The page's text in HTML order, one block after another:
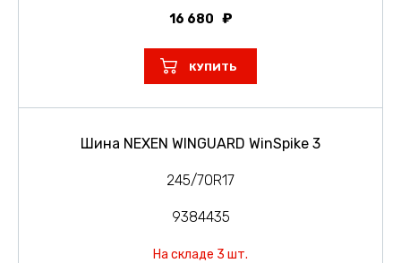
16 680
КУПИТЬ
Шина NEXEN WINGUARD WinSpike 3
245/70R17
9384435
На складе 3 шт.